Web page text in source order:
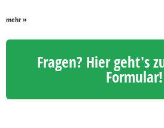
mehr »
Fragen? Hier geht's
Formular!